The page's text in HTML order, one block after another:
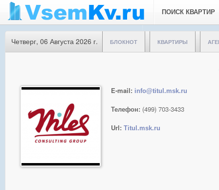
ПОИСК КВАРТИР
Четверг, 06 Августа 2026 г. БЛОКНОТ КВАРТИРЫ
E-mail: info@titul.msk.ru
Телефон: (499) 703-3433
Url: Titul.msk.ru